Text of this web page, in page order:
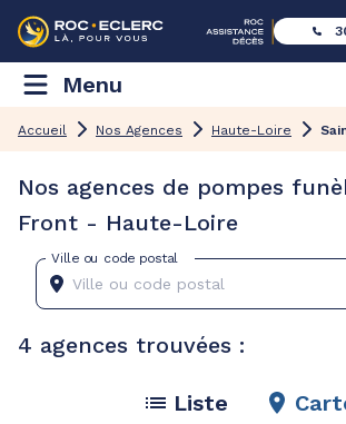
Menu
Accueil Nos Agences Haute-Loire
Nos agences de pompes
Front - Haute-Loire
Ville ou code postal
4 agences trouvées :
Liste